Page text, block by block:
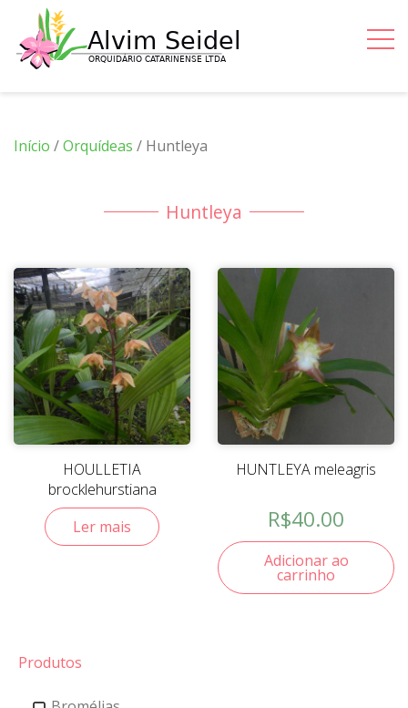
Início /Orquídeas / Huntleya
Huntleya
HOULLETIA
brocklehurstiana
Ler mais
HUNTLEYA meleagris
R$40.00
Adicionar ao
carrinho
Produtos